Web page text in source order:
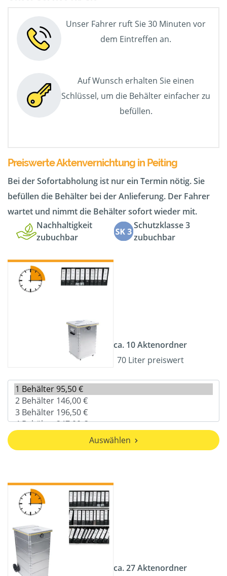
Unser Fahrer ruft Sie 30 Minuten vor
dem Eintreffen an.
Auf Wunsch erhalten Sie einen
Schlüssel, um die Behälter einfacher zu
befüllen.
Preiswerte Aktenvernichtung in Peiting
Bei der Sofortabholung ist nur ein Termin nötig. Sie
befüllen die Behälter bei der Anlieferung. Der Fahrer
wartet und nimmt die Behälter sofort wieder mit.
Nachhaltigkeit
zubuchbar
Schutzklasse 3
zubuchbar
ca. 10 Aktenordner
70 Liter preiswert
Auswählen
ca. 27 Aktenordner